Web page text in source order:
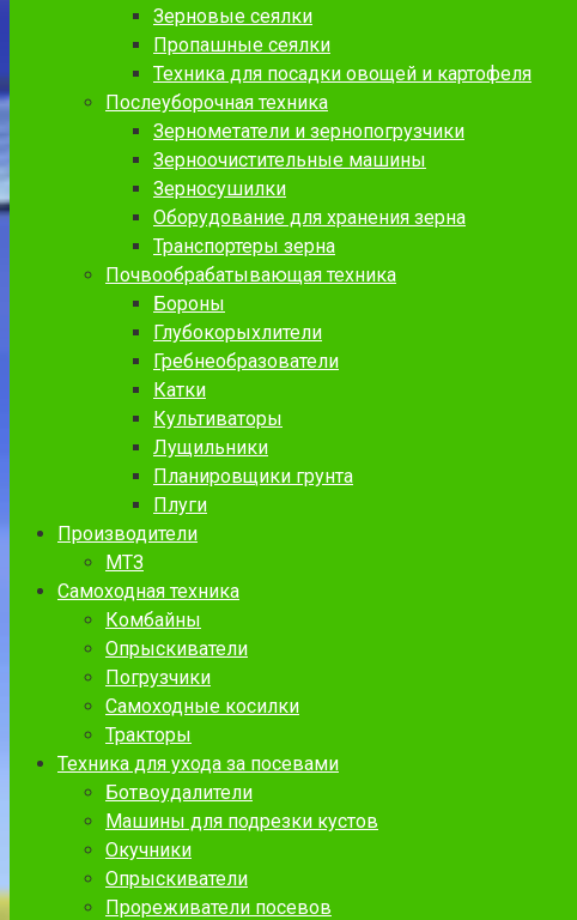
Зерновые сеялки
Пропашные сеялки
Техника для посадки овощей и картофеля
Послеуборочная техника
Зернометатели и зернопогрузчики
Зерноочистительные машины
Зерносушилки
Оборудование для хранения зерна
Транспортеры зерна
Почвообрабатывающая техника
Бороны
Глубокорыхлители
Гребнеобразователи
Катки
Культиваторы
Лущильники
Планировщики грунта
Плуги
Производители
МТЗ
Самоходная техника
Комбайны
Опрыскиватели
Погрузчики
Самоходные косилки
Тракторы
Техника для ухода за посевами
Ботвоудалители
Машины для подрезки кустов
Окучники
Опрыскиватели
Прореживатели посевов